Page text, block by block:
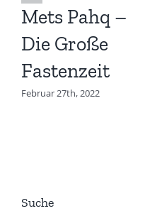
Mets Pahq –
Die Große
Fastenzeit
Februar 27th, 2022
Suche